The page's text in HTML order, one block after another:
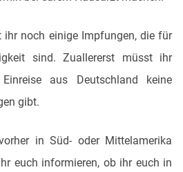
ihr noch einige Impfungen, die für
sind. Zuallererst müsst ihr
aus Deutschland keine
gibt.
in Süd- oder Mittelamerika
euch informieren, ob ihr euch in